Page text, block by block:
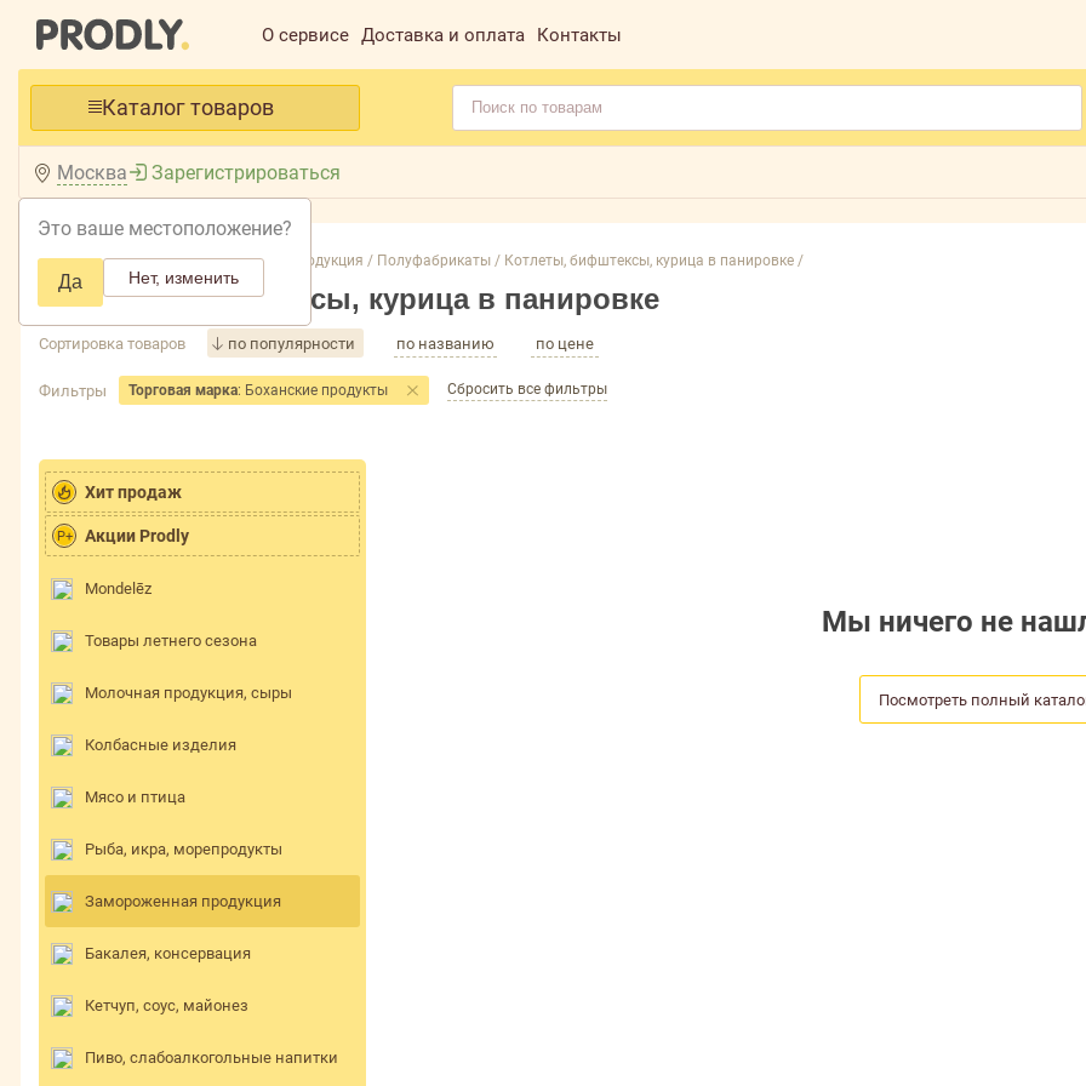
О сервисе Доставка и оплата Контакты
Каталог товаров
Москва
Это ваше местоположение?
Да Нет, изменить
Зарегистрироваться
Главная /Каталог /Замороженная продукция / Полуфабрикаты / Котлеты, бифштексы, курица в панировке /
Котлеты, бифштексы, курица в панировке
Сортировка товаров по популярности по названию по цене
Фильтры Торговая марка: Боханские продукты Сбросить все фильтры
Хит продаж
P+ Акции Prodly
Mondelēz
Товары летнего сезона
Молочная продукция, сыры
Колбасные изделия
Мясо и птица
Рыба, икра, морепродукты
Замороженная продукция
Бакалея, консервация
Кетчуп, соус, майонез
Пиво, слабоалкогольные напитки
Мы ничего не
Посмотреть полный